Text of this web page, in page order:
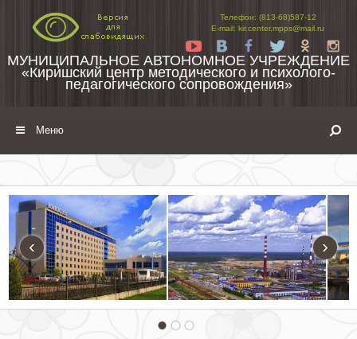
Телефон: (813-68)587-12
E-mail: kir.center.mpps@mail.ru
Yt
Tw
МУНИЦИПАЛЬНОЕ АВТОНОМНОЕ УЧРЕЖДЕНИЕ
«Киришский центр методического и психолого-
педагогического сопровождения»
Меню
‹ ›